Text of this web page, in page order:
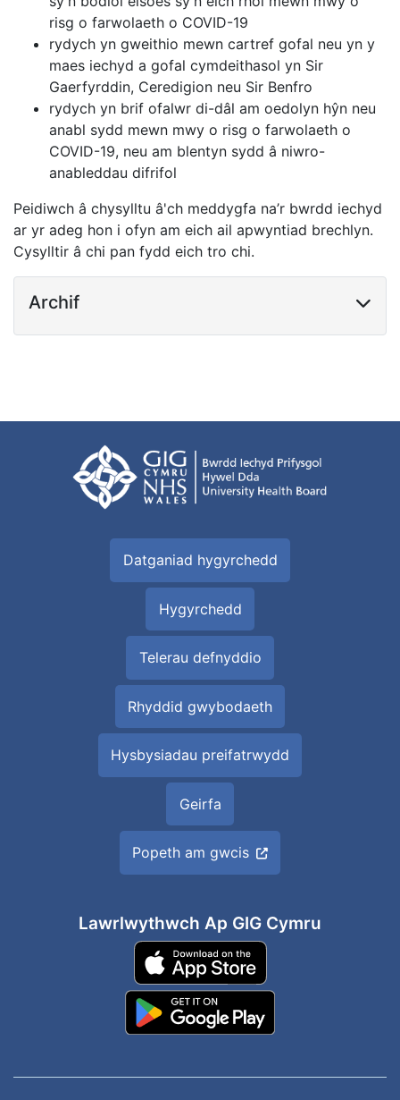
risg o farwolaeth o COVID-19
rydych yn gweithio mewn cartref gofal neu yn y
maes iechyd a gofal cymdeithasol yn Sir
Gaerfyrddin, Ceredigion neu Sir Benfro
rydych yn brif ofalwr di-dâl am oedolyn hŷn neu
anabl sydd mewn mwy o risg o farwolaeth o
COVID-19, neu am blentyn sydd â niwro-
anableddau difrifol
Peidiwch â chysylltu â'ch meddygfa na’r bwrdd iechyd
ar yr adeg hon i ofyn am eich ail apwyntiad brechlyn.
Cysylltir â chi pan fydd eich tro chi.
Archif
Datganiad hygyrchedd
Hygyrchedd
Telerau defnyddio
Rhyddid gwybodaeth
Hysbysiadau preifatrwydd
Geirfa
Popeth am gwcis
Lawrlwythwch Ap GIG Cymru